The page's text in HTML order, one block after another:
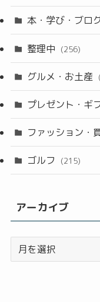
本・学び・ブロ
整理中 (256)
グルメ・お土産
プレゼント・ギ
ファッション・
ゴルフ (215)
アーカイブ
ー